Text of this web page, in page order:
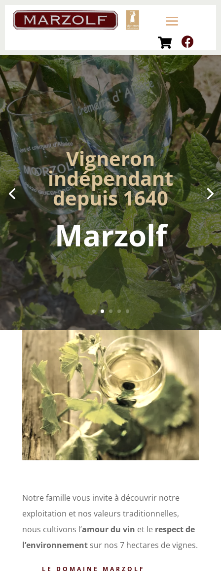
Vigneron
indépendant
depuis 1640
Marzolf
Notre famille vous invite à découvrir notre
exploitation et nos valeurs traditionnelles,
nous cultivons l’amour du vin et le respect de
l’environnementsur nos 7 hectares de vignes.
LE DOMAINE MARZOLF